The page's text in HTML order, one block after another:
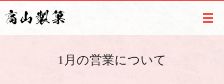
メ
1月の営業について